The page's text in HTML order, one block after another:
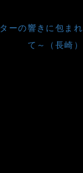
ーの響きに包まれ
て～（長崎）